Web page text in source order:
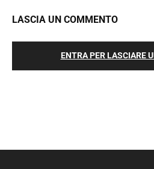
LASCIA UN COMMENTO
ENTRA PER LASCIARE